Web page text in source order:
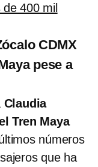
400 mil
CDMX
pese a
Claudia
Tren Maya
números
que ha